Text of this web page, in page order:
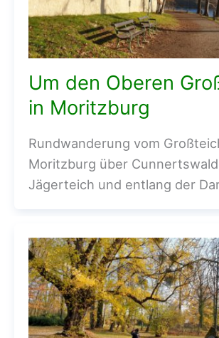
Um den Oberen
in Moritzburg
Rundwanderung vom
Moritzburg über
Jägerteich und entlang der